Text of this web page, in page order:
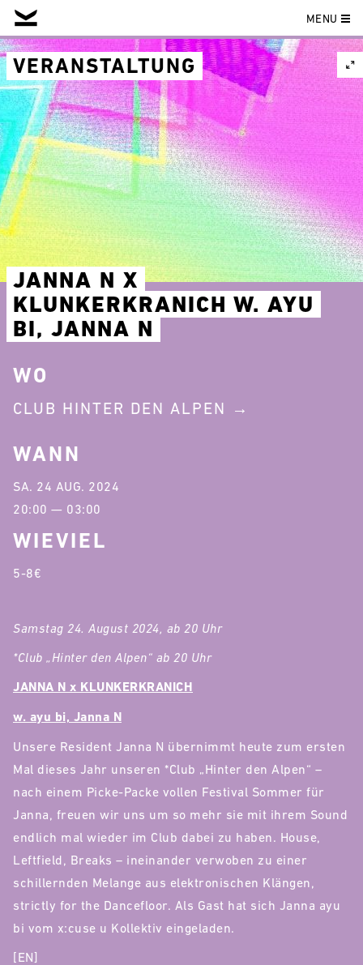
Skip
to
content
MENU
VERANSTALTUNG
JANNA N X
KLUNKERKRANICH W. AYU
BI, JANNA N
Samstag 24. August 2024, ab 20 Uhr
*Club „Hinter den Alpen“ ab 20 Uhr
JANNA N x KLUNKERKRANICH
w. ayu bi, Janna N
Unsere Resident Janna N übernimmt heute zum ersten
Mal dieses Jahr unseren *Club „Hinter den Alpen“ –
nach einem Picke-Packe vollen Festival Sommer für
Janna, freuen wir uns um so mehr sie mit ihrem Sound
endlich mal wieder im Club dabei zu haben. House,
Leftfield, Breaks – ineinander verwoben zu einer
schillernden Melange aus elektronischen Klängen,
strictly for the Dancefloor. Als Gast hat sich Janna ayu
bi vom x:cuse u Kollektiv eingeladen.
[EN]
WO
CLUB HINTER DEN ALPEN
WANN
SA. 24 AUG. 2024
20:00 — 03:00
WIEVIEL
5-8€